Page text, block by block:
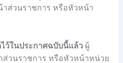
ส่วนราชการ หรือหัวหน้า
ว้ในประกาศฉบับนี้แล้วผู้
วนราชการ หรือหัวหน้าหน่วย